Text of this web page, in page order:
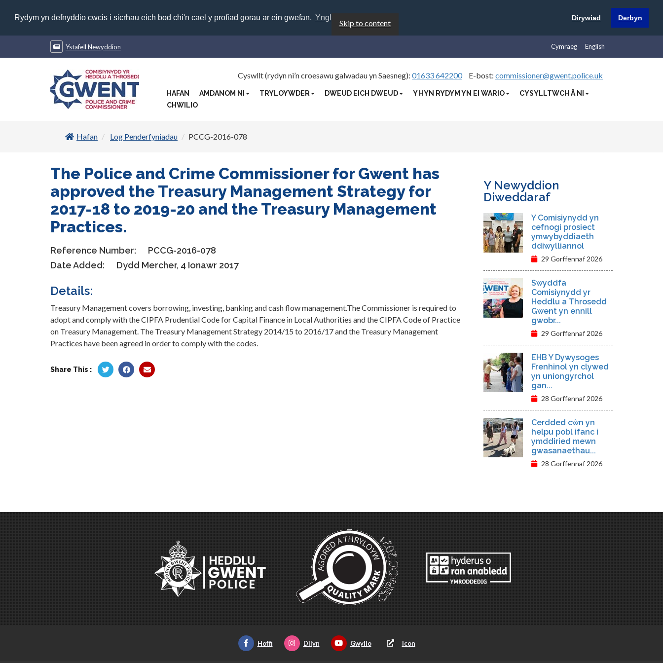
Rydym yn defnyddio cwcis i sicrhau eich bod chi'n cael y profiad gorau ar ein gwefan. Ynglŷn â chwcis Dirywiad Derbyn
Skip to content
Ystafell Newyddion English
Cymraeg
Cyswllt (rydyn ni’n croesawu galwadau yn Saesneg): 01633 642200 E-bost: commissioner@gwent.police.uk
HAFAN AMDANOM NI TRYLOYWDER DWEUD EICH DWEUD Y HYN RYDYM YN EI WARIO
CYSYLLTWCH Â NI
CHWILIO
Hafan Log Penderfyniadau PCCG-2016-078
The Police and Crime Commissioner for Gwent has
approved the Treasury Management Strategy for
2017-18 to 2019-20 and the Treasury Management
Practices.
Reference Number:
PCCG-2016-078
Date Added:
Dydd Mercher, 4 Ionawr 2017
Details:
Treasury Management covers borrowing, investing, banking and cash flow management.The Commissioner is required to
adopt and comply with the CIPFA Prudential Code for Capital Finance in Local Authorities and the CIPFA Code of Practice
on Treasury Management. The Treasury Management Strategy 2014/15 to 2016/17 and the Treasury Management
Practices have been agreed in order to comply with the codes.
Share This :
Y Newyddion
Diweddaraf
Y Comisiynydd yn
cefnogi prosiect
ymwybyddiaeth
ddiwylliannol
29 Gorffennaf 2026
Swyddfa
Comisiynydd yr
Heddlu a Throsedd
Gwent yn ennill
gwobr...
29 Gorffennaf 2026
EHB Y Dywysoges
Frenhinol yn clywed
yn uniongyrchol
gan...
28 Gorffennaf 2026
Cerdded cŵn yn
helpu pobl ifanc i
ymddiried mewn
gwasanaethau...
28 Gorffennaf 2026
Hoffi Dilyn Gwylio Icon